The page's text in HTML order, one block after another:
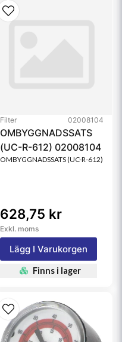
1.4 bar (20 psi)
Filter 02008104
OMBYGGNADSSATS
(UC-R-612) 02008104
OMBYGGNADSSATS (UC-R-612)
628,75 kr
Exkl. moms
Lägg I Varukorgen
Finns i lager